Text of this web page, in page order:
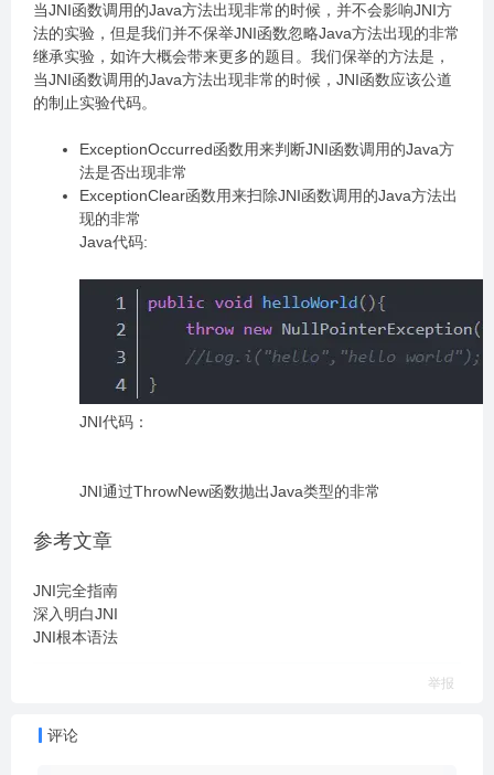
当JNI函数调用的Java方法出现非常的时候，并不会影响JNI方
法的实验，但是我们并不保举JNI函数忽略Java方法出现的非常
继承实验，如许大概会带来更多的题目。我们保举的方法是，
当JNI函数调用的Java方法出现非常的时候，JNI函数应该公道
的制止实验代码。
ExceptionOccurred函数用来判断JNI函数调用的Java方
法是否出现非常
ExceptionClear函数用来扫除JNI函数调用的Java方法出
现的非常
Java代码:
JNI代码：
JNI通过ThrowNew函数抛出Java类型的非常
参考文章
JNI完全指南
深入明白JNI
JNI根本语法
举报
评论